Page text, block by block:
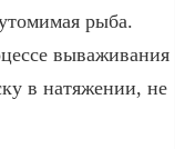
рыба.
вываживания
в натяжении, не